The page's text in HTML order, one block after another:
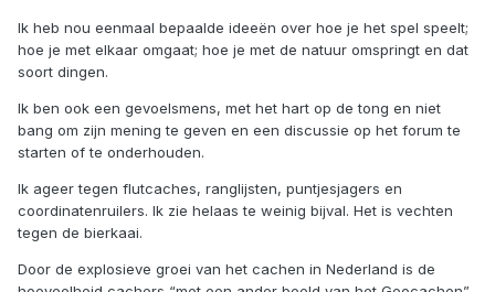
Ik heb nou eenmaal bepaalde ideeën over hoe je het spel speelt;
hoe je met elkaar omgaat; hoe je met de natuur omspringt en dat
soort dingen.
Ik ben ook een gevoelsmens, met het hart op de tong en niet
bang om zijn mening te geven en een discussie op het forum te
starten of te onderhouden.
Ik ageer tegen flutcaches, ranglijsten, puntjesjagers en
coordinatenruilers. Ik zie helaas te weinig bijval. Het is vechten
tegen de bierkaai.
Door de explosieve groei van het cachen in Nederland is de